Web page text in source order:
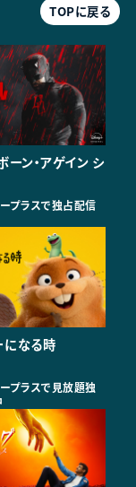
TOPに戻る
ーン・アゲイン シ
プラスで独占配信
になる時
プラスで見放題独